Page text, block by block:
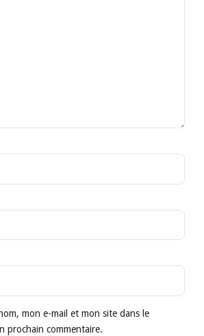
mon e-mail et mon site dans le
prochain commentaire.